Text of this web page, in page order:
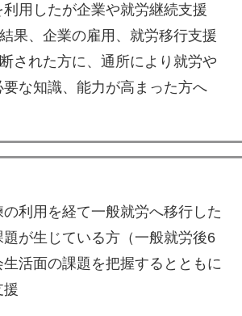
用したが企業や就労継続支援
、企業の雇用、就労移行支援
れた方に、通所により就労や
な知識、能力が高まった方へ
利用を経て一般就労へ移行した
が生じている方（一般就労後6
活面の課題を把握するとともに